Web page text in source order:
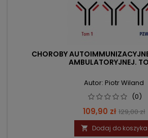
CHOROBY
AMBULATORYJNEJ.
Autor: Piotr Wiland
(0)
Cena
109,90 zł Cena
129,00 zł
 Dodaj do koszyka